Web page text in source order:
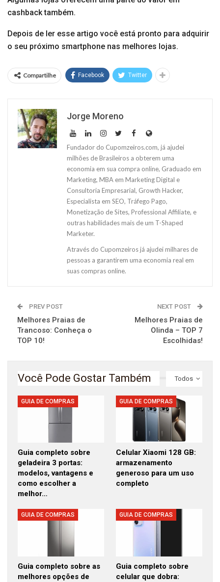
cashback também.
Depois de ler esse artigo você está pronto para adquirir
o seu próximo smartphone nas melhores lojas.
Compartilhe Facebook Twitter
Jorge Moreno
Fundador do Cupomzeiros.com, já ajudei
milhões de Brasileiros a obterem uma
economia em sua compra online, Graduado em
Marketing, MBA em Marketing Digital e
Consultoria Empresarial, Growth Hacker,
Especialista em SEO, Tráfego Pago,
Monetização de Sites, Professional Affiliate, e
outras habilidades mais de um T-Shaped
Marketer.
Através do Cupomzeiros já ajudei milhares de
pessoas a garantirem uma economia real em
suas compras online.
PREV POST
Melhores Praias de
Trancoso: Conheça o
TOP 10!
NEXT POST
Melhores Praias de
Olinda – TOP 7
Escolhidas!
Todos
Você Pode Gostar Também
GUIA DE COMPRAS
Guia completo sobre
geladeira 3 portas:
modelos, vantagens e
como escolher a
melhor…
GUIA DE COMPRAS
Celular Xiaomi 128 GB:
armazenamento
generoso para um uso
completo
GUIA DE COMPRAS
Guia completo sobre as
melhores opções de
GUIA DE COMPRAS
Guia completo sobre
celular que dobra: